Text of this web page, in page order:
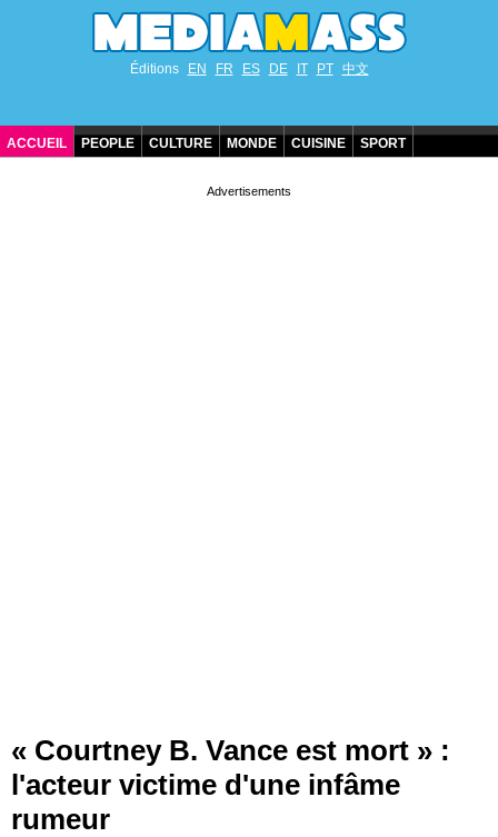
Éditions EN FR ES DE IT PT 中文
ACCUEIL PEOPLE CULTURE MONDE CUISINE SPORT
« Courtney B. Vance est mort » :
l'acteur victime d'une infâme
rumeur